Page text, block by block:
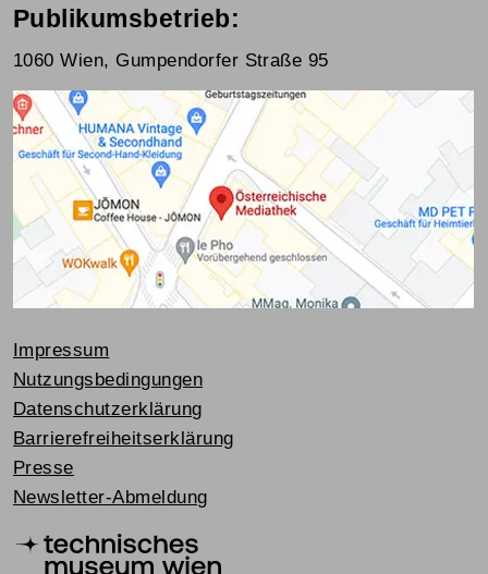
Publikumsbetrieb:
1060 Wien, Gumpendorfer Straße 95
Impressum
Nutzungsbedingungen
Datenschutzerklärung
Barrierefreiheitserklärung
Presse
Newsletter-Abmeldung